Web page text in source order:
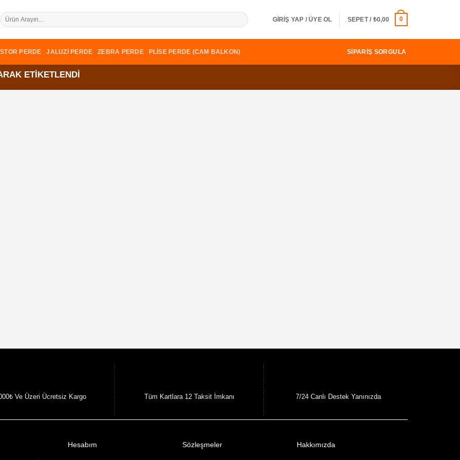
Ara:
GIRIŞ YAP / ÜYE OL SEPET / ₺0,00 0
STOR PERDE JALUZI PERDE ZEBRA PERDE PLISE PERDE (CAM BALKON) SIPARIŞ SORGULA
ETIKETLENDI
Ve Üzeri Ücretsiz Kargo Tüm Kartlara 12 Taksit İmkanı 7/24 Canlı Destek Yanınızda
Hesabım Sözleşmeler Hakkımızda